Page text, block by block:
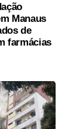
Manaus
de
farmácias